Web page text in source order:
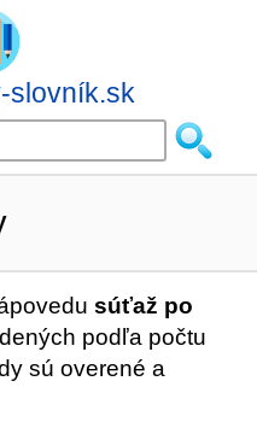
slovník.sk
súťaž po
podľa počtu
sú overené a